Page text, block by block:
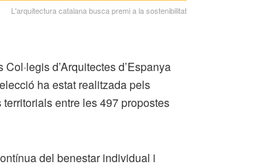
L'arquitectura catalana busca premi a la sostenibilitat
d’Arquitectes d’Espanya
ha estat realitzada pels
entre les 497 propostes
del benestar individual i